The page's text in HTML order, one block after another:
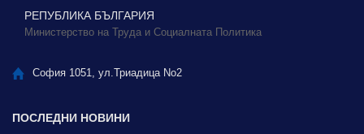
РЕПУБЛИКА БЪЛГАРИЯ
Министерство на Труда и Социалната Политика
София 1051, ул.Триадица No2
ПОСЛЕДНИ НОВИНИ